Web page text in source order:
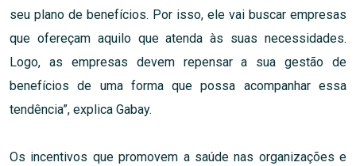
seu plano de benefícios. Por isso, ele vai buscar empresas
que ofereçam aquilo que atenda às suas necessidades.
Logo, as empresas devem repensar a sua gestão de
benefícios de uma forma que possa acompanhar essa
tendência”, explica Gabay.
Os incentivos que promovem a saúde nas organizações e